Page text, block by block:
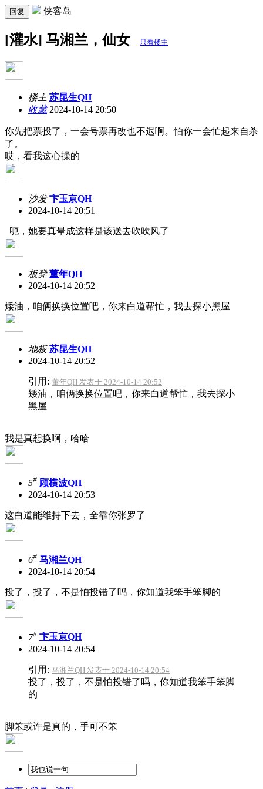
回复 侠客岛
[灌水] 马湘兰，仙女 只看楼主
楼主 苏昆生QH
收藏2024-10-14 20:50
你先把票投了，一会号票再改也不迟啊。怕你一会忙起来自杀
了。
哎，看我这心操的
沙发 卞玉京QH
2024-10-14 20:51
呃，她要真晕成这样是该送去吹吹风了
板凳 董年QH
2024-10-14 20:52
矮油，咱俩换换位置吧，你来白道帮忙，我去探小黑屋
地板 苏昆生QH
2024-10-14 20:52
引用: 董年QH 发表于 2024-10-14 20:52
矮油，咱俩换换位置吧，你来白道帮忙，我去探小
黑屋
我是真想换啊，哈哈
5# 顾横波QH
2024-10-14 20:53
这白道能维持下去，全靠你张罗了
6# 马湘兰QH
2024-10-14 20:54
投了，投了，不是怕投错了吗，你知道我笨手笨脚的
7# 卞玉京QH
2024-10-14 20:54
引用: 马湘兰QH 发表于 2024-10-14 20:54
投了，投了，不是怕投错了吗，你知道我笨手笨脚
的
脚笨或许是真的，手可不笨